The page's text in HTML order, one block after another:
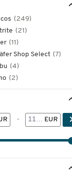
(249)
(21)
(11)
Shop Select (7)
(4)
(2)
- EUR